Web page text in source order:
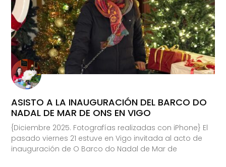
ASISTO A LA INAUGURACIÓN DEL BARCO DO
NADAL DE MAR DE ONS EN VIGO
{Diciembre 2025. Fotografías realizadas con iPhone} El
pasado viernes 21 estuve en Vigo invitada al acto de
inauguración de O Barco do Nadal de Mar de